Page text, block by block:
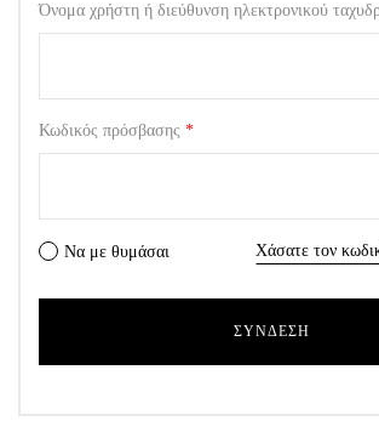
Όνομα χρήστη ή διεύθυνση ηλεκτρονικού
Κωδικός πρόσβασης *
Να με θυμάσαι Χάσατε τον